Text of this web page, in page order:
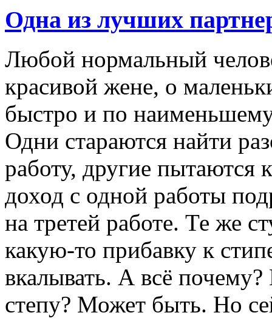
Одна из лучших
Любой нормальный
красивой жене, о
быстро и по
Одни стараются найти
работу, другие пытаются
доход с одной работы
на третей работе. Те же
какую-то прибавку к
вкалывать. А всё
степу? Может быть. Но